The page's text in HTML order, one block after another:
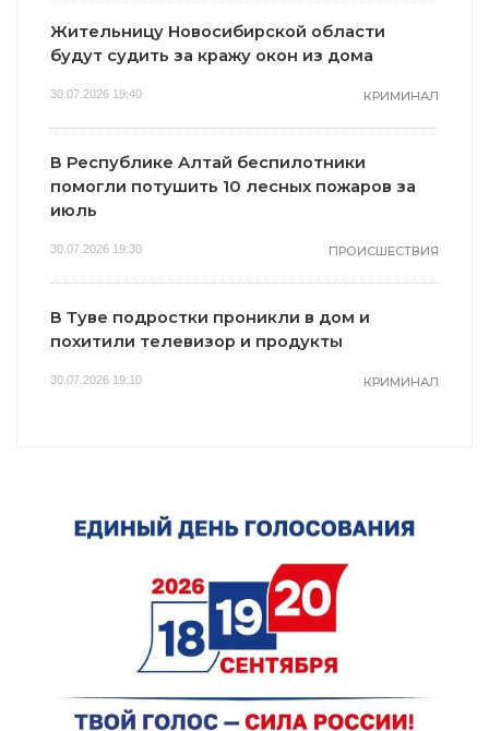
Жительницу Новосибирской области
будут судить за кражу окон из дома
30.07.2026 19:40 КРИМИНАЛ
В Республике Алтай беспилотники
помогли потушить 10 лесных пожаров за
июль
30.07.2026 19:30 ПРОИСШЕСТВИЯ
В Туве подростки проникли в дом и
похитили телевизор и продукты
30.07.2026 19:10 КРИМИНАЛ